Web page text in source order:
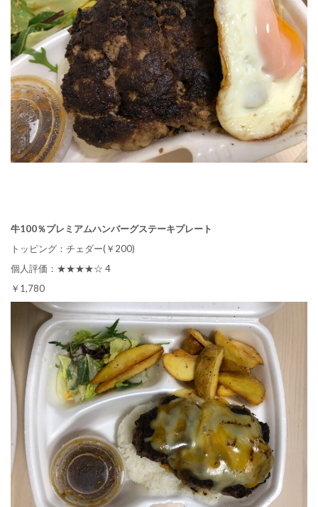
牛100％プレミアムハンバーグステーキプレート
トッピング：チェダー(￥200)
個人評価：★★★★☆ 4
￥1,780